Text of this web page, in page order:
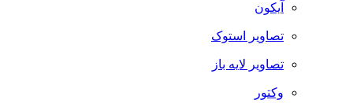
آیکون
تصاویر استوک
تصاویر لایه باز
وکتور